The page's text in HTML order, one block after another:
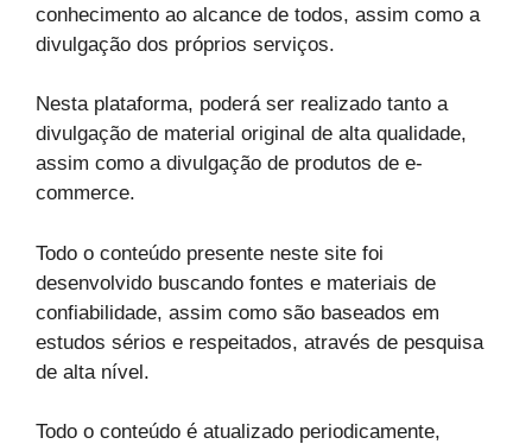
conhecimento ao alcance de todos, assim como a
divulgação dos próprios serviços.
Nesta plataforma, poderá ser realizado tanto a
divulgação de material original de alta qualidade,
assim como a divulgação de produtos de e-
commerce.
Todo o conteúdo presente neste site foi
desenvolvido buscando fontes e materiais de
confiabilidade, assim como são baseados em
estudos sérios e respeitados, através de pesquisa
de alta nível.
Todo o conteúdo é atualizado periodicamente,